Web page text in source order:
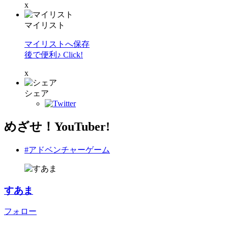
x
マイリスト
マイリストへ保存
後で便利♪ Click!
x
シェア
めざせ！YouTuber!
#アドベンチャーゲーム
すあま
フォロー